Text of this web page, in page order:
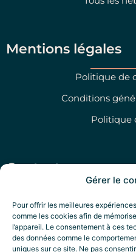
Gérer le
Pour offrir les meilleures
comme les cookies afin de
l’appareil. Le consentement à ces
des données comme le
uniques sur ce site. Ne pas
Mentions légales
Politique de
Conditions
Politique
Contactez-nous
+39